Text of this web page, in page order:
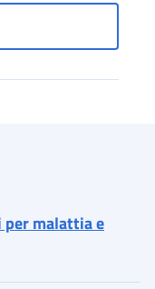
dei servizi per
malattia e